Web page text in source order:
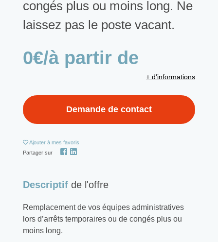
congés plus ou moins long. Ne
laissez pas le poste vacant.
0€/à partir de
+ d'informations
Demande de contact
Ajouter à mes favoris
Partager sur
Descriptif de l'offre
Remplacement de vos équipes administratives
lors d’arrêts temporaires ou de congés plus ou
moins long.